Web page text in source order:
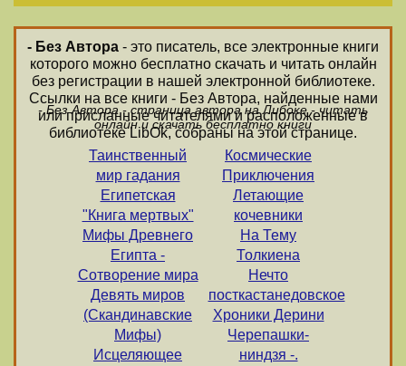
- Без Автора - это писатель, все электронные книги
которого можно бесплатно скачать и читать онлайн
без регистрации в нашей электронной библиотеке.
Ссылки на все книги - Без Автора, найденные нами
или присланные читателями и расположенные в
библиотеке LibOk, собраны на этой странице.
- Без Автора - страница автора на Либоке - читать
онлайн и скачать бесплатно книги
Таинственный
мир гадания
Египетская
"Книга мертвых"
Мифы Древнего
Египта -
Сотворение мира
Девять миров
(Скандинавские
Мифы)
Исцеляющее
Космические
Приключения
Летающие
кочевники
На Тему
Толкиена
Нечто
посткастанедовское
Хроники Дерини
Черепашки-
ниндзя -.